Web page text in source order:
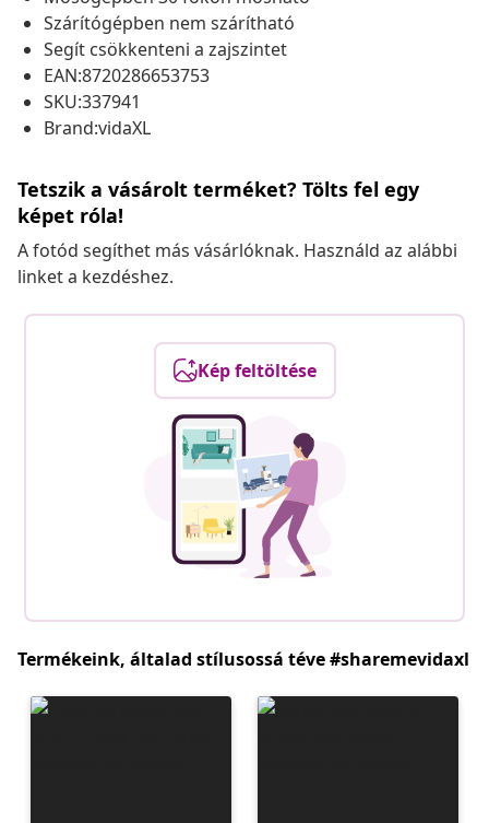
Szárítógépben nem szárítható
Segít csökkenteni a zajszintet
EAN:8720286653753
SKU:337941
Brand:vidaXL
Tetszik a vásárolt terméket? Tölts fel egy
képet róla!
A fotód segíthet más vásárlóknak. Használd az alábbi
linket a kezdéshez.
Kép feltöltése
Termékeink, általad stílusossá téve #sharemevidaxl